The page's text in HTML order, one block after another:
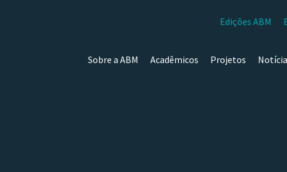
Edições ABM
Sobre a ABM Acadêmicos Projetos